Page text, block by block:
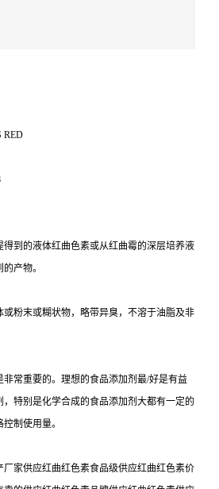
RED
到的液体红曲色素或从红曲霉的深层培养液
产物。
粉末或糊状物，略带异臭，不溶于油脂及非
常重要的。理想的食品添加剂最/好是有益
特别是化学合成的食品添加剂大都有一定的
制使用量。
家供应红曲红色素食品级供应红曲红色素价